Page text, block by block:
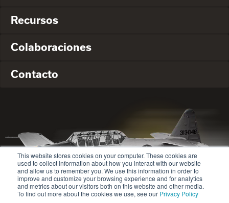
This website stores cookies on your computer. These cookies are
used to collect information about how you interact with our website
and allow us to remember you. We use this information in order to
improve and customize your browsing experience and for analytics
and metrics about our visitors both on this website and other media.
To find out more about the cookies we use, see our Privacy Policy
Recursos
Colaboraciones
Contacto